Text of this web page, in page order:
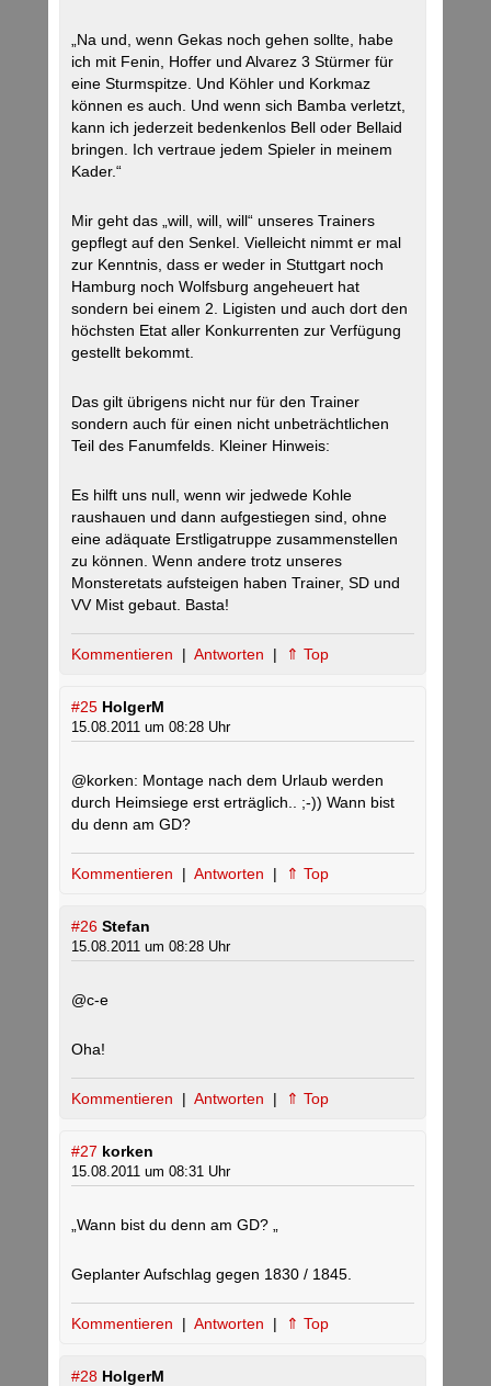
„Na und, wenn Gekas noch gehen sollte, habe
ich mit Fenin, Hoffer und Alvarez 3 Stürmer für
eine Sturmspitze. Und Köhler und Korkmaz
können es auch. Und wenn sich Bamba verletzt,
kann ich jederzeit bedenkenlos Bell oder Bellaid
bringen. Ich vertraue jedem Spieler in meinem
Kader.“
Mir geht das „will, will, will“ unseres Trainers
gepflegt auf den Senkel. Vielleicht nimmt er mal
zur Kenntnis, dass er weder in Stuttgart noch
Hamburg noch Wolfsburg angeheuert hat
sondern bei einem 2. Ligisten und auch dort den
höchsten Etat aller Konkurrenten zur Verfügung
gestellt bekommt.
Das gilt übrigens nicht nur für den Trainer
sondern auch für einen nicht unbeträchtlichen
Teil des Fanumfelds. Kleiner Hinweis:
Es hilft uns null, wenn wir jedwede Kohle
raushauen und dann aufgestiegen sind, ohne
eine adäquate Erstligatruppe zusammenstellen
zu können. Wenn andere trotz unseres
Monsteretats aufsteigen haben Trainer, SD und
VV Mist gebaut. Basta!
Kommentieren | Antworten | ⇑ Top
#25 HolgerM
15.08.2011 um 08:28 Uhr
@korken: Montage nach dem Urlaub werden
durch Heimsiege erst erträglich.. ;-)) Wann bist
du denn am GD?
Kommentieren | Antworten | ⇑ Top
#26 Stefan
15.08.2011 um 08:28 Uhr
@c-e
Oha!
Kommentieren | Antworten | ⇑ Top
#27 korken
15.08.2011 um 08:31 Uhr
„Wann bist du denn am GD? „
Geplanter Aufschlag gegen 1830 / 1845.
Kommentieren | Antworten | ⇑ Top
#28 HolgerM